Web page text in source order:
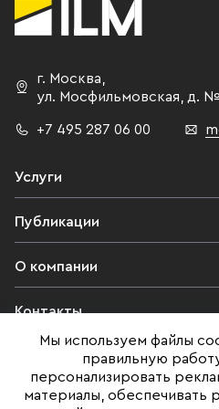
г. Москва,
ул. Мосфильмовская, д.
+7 495 287 06 00
Услуги
Публикации
О компании
Контакты
Юридическая информация
Мы используем файлы
правильную
персонализировать
материалы, обеспечивать